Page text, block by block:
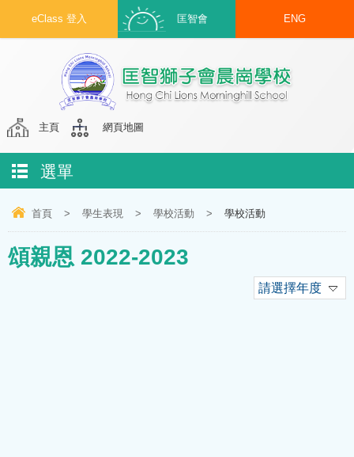
eClass 登入 匡智會 ENG
主頁 網頁地圖
選單
首頁 > 學生表現 > 學校活動 > 學校活動
頌親恩 2022-2023
請選擇年度